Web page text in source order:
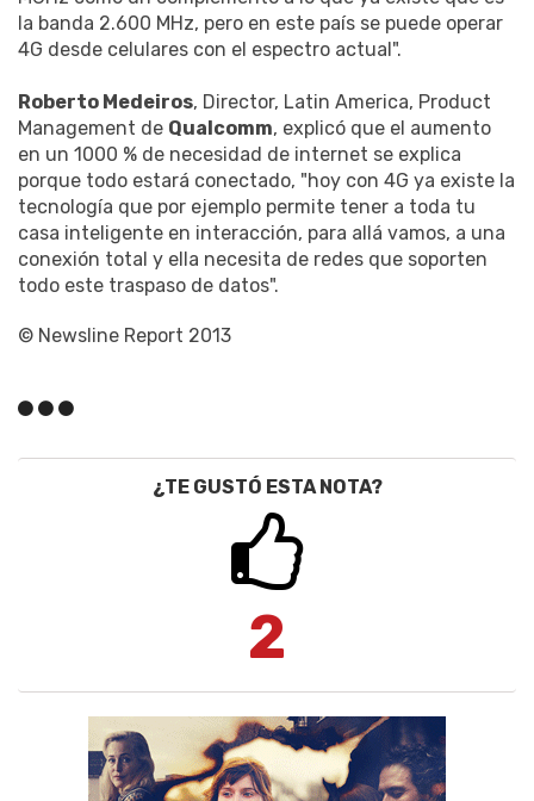
la banda 2.600 MHz, pero en este país se puede operar
4G desde celulares con el espectro actual".
Roberto Medeiros, Director, Latin America, Product
Management de Qualcomm, explicó que el aumento
en un 1000 % de necesidad de internet se explica
porque todo estará conectado, "hoy con 4G ya existe la
tecnología que por ejemplo permite tener a toda tu
casa inteligente en interacción, para allá vamos, a una
conexión total y ella necesita de redes que soporten
todo este traspaso de datos".
© Newsline Report 2013
¿TE GUSTÓ ESTA NOTA?
2